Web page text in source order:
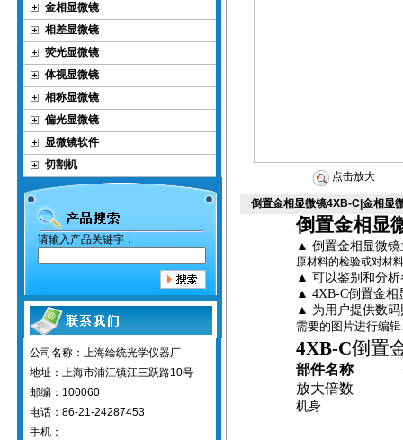
金相显微镜
相差显微镜
荧光显微镜
体视显微镜
相称显微镜
偏光显微镜
显微镜软件
切割机
请输入产品关键字：
公司名称：上海绘统光学仪器厂
地址：上海市浦江镇江三跃路10号
邮编：100060
电话：86-21-24287453
手机：
点击放大
倒置金相显微镜4XB-C|金相显
倒置金相显
▲ 倒置金相显微镜
原材料的检验或对材
▲ 可以鉴别和分
▲ 4XB-C倒置金
▲ 为用户提供数
需要的图片进行编
4XB-C倒置
部件名称
放大倍数
机身